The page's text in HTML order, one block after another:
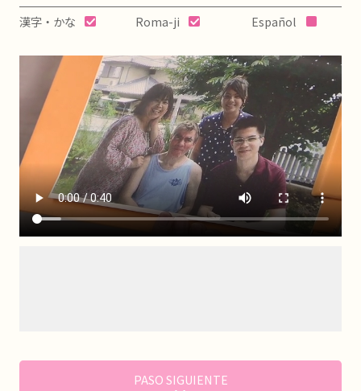
漢字・かな
Roma-ji Español
PASO SIGUIENTE